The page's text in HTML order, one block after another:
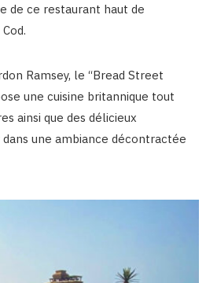
de ce restaurant haut de
Ramsey, le “Bread Street
une cuisine britannique tout
ainsi que des délicieux
une ambiance décontractée